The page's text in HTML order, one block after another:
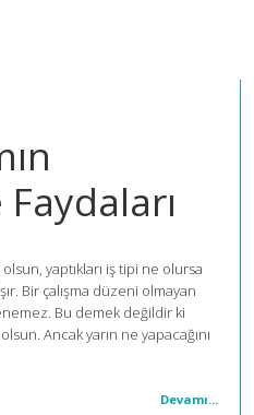
yaptıkları iş tipi ne olursa
Bir çalışma düzeni olmayan
Bu demek değildir ki
Ancak yarın ne yapacağını
Devamı...